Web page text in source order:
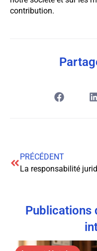
contribution.
PRÉCÉDENT
Publications